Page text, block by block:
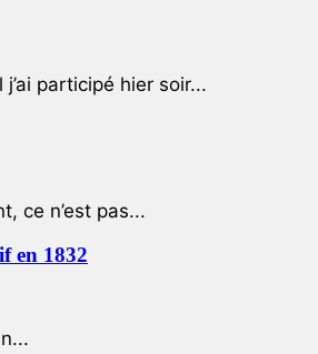
participé hier soir...
ce n’est pas...
en 1832